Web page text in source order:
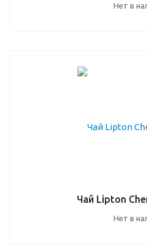
Нет в
Чай Lipton
Нет в